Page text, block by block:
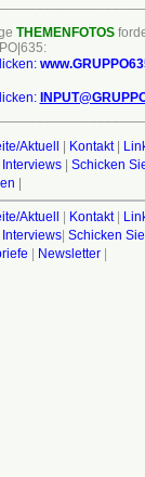
THEMENFOTOS
Aktuell | Kontakt|
Interviews| Schicken
|
Aktuell | Kontakt|
Interviews| Schicken
| Newsletter|